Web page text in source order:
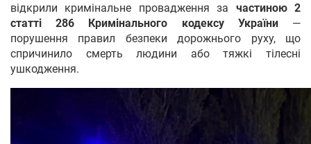
відкрили кримінальне провадження за частиною 2
статті 286 Кримінального кодексу України—
порушення правил безпеки дорожнього руху, що
спричинило смерть людини або тяжкі тілесні
ушкодження.